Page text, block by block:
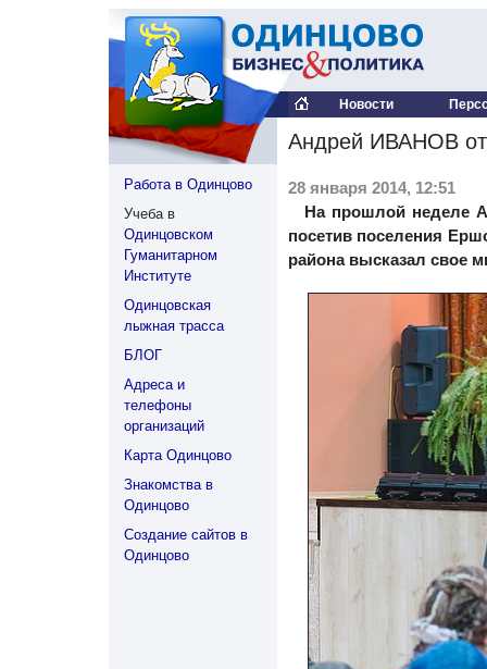
Новости
Работа в Одинцово
Учеба в
Одинцовском
Гуманитарном
Институте
Одинцовская
лыжная трасса
БЛОГ
Адреса и
телефоны
организаций
Карта Одинцово
Знакомства в
Одинцово
Создание сайтов в
Одинцово
Андрей ИВАНОВ
28 января 2014, 12:51
На прошлой неделе
посетив поселения
района высказал свое